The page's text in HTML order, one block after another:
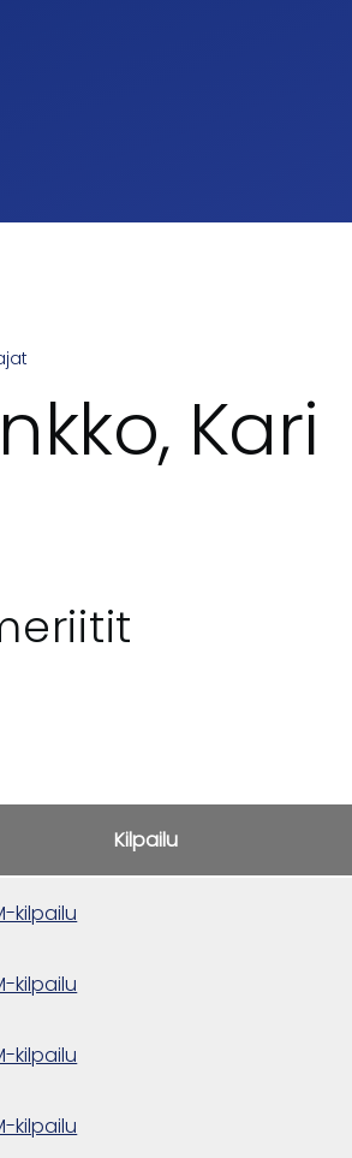
Kari
Kilpailu
kilpailu
kilpailu
kilpailu
kilpailu